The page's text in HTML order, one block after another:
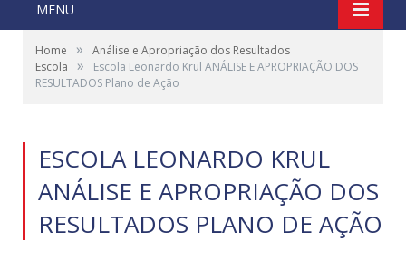
MENU
Home »
Análise e Apropriação dos Resultados
Escola
»
Escola Leonardo Krul ANÁLISE E APROPRIAÇÃO DOS
RESULTADOS Plano de Ação
ESCOLA LEONARDO KRUL
ANÁLISE E APROPRIAÇÃO DOS
RESULTADOS PLANO DE AÇÃO